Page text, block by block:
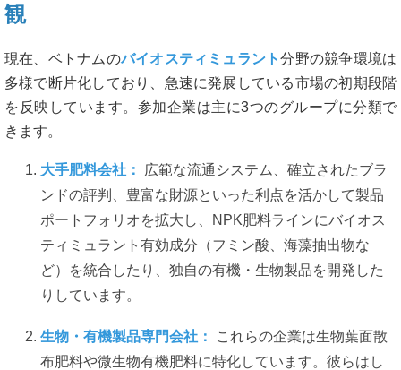
観
現在、ベトナムのバイオスティミュラント分野の競争環境は
多様で断片化しており、急速に発展している市場の初期段階
を反映しています。参加企業は主に3つのグループに分類で
きます。
大手肥料会社：
広範な流通システム、確立されたブラ
ンドの評判、豊富な財源といった利点を活かして製品
ポートフォリオを拡大し、NPK肥料ラインにバイオス
ティミュラント有効成分（フミン酸、海藻抽出物な
ど）を統合したり、独自の有機・生物製品を開発した
りしています。
生物・有機製品専門会社：
これらの企業は生物葉面散
布肥料や微生物有機肥料に特化しています。彼らはし